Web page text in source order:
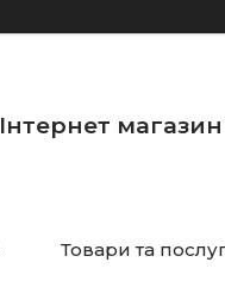
Інтернет
Товари та